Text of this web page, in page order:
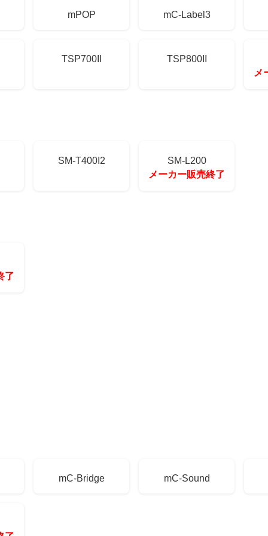
mPOP mC-Label3
TSP700II
TSP800II
メ
SM-T400I2
SM-L200
メーカー販売終了
了
mC-Bridge mC-Sound